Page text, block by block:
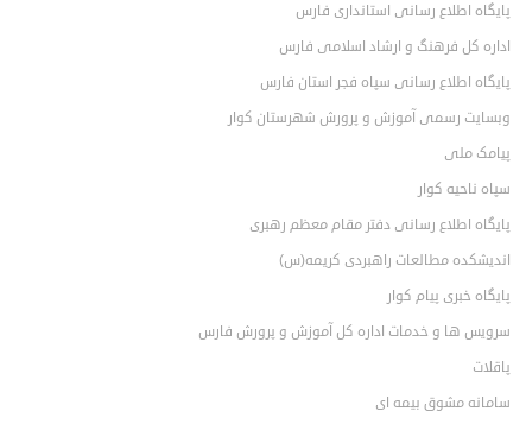
پایگاه اطلاع رسانی استانداری فارس
اداره کل فرهنگ و ارشاد اسلامی فارس
پایگاه اطلاع رسانی سپاه فجر استان فارس
وبسایت رسمی آموزش و پرورش شهرستان کوار
پیامک ملی
سپاه ناحیه کوار
پایگاه اطلاع رسانی دفتر مقام معظم رهبری
اندیشکده مطالعات راهبردی کریمه(س)
پایگاه خبری پیام کوار
سرویس ها و خدمات اداره کل آموزش و پرورش فارس
پاقلات
سامانه مشوق بیمه ای